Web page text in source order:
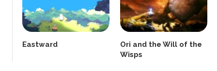
Eastward
Ori and the Will of the
Wisps